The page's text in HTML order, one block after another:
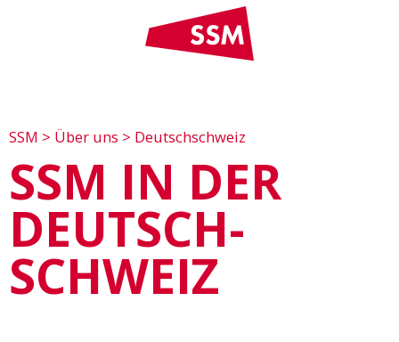
SSM > Über uns > Deutschschweiz
SSM IN DER
DEUTSCH­
SCHWEIZ